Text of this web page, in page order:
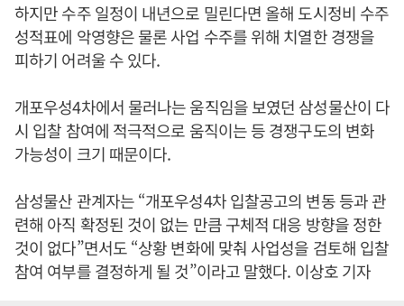
하지만 수주 일정이 내년으로 밀린다면 올해 도시정비 수주
성적표에 악영향은 물론 사업 수주를 위해 치열한 경쟁을
피하기 어려울 수 있다.
개포우성4차에서 물러나는 움직임을 보였던 삼성물산이 다
시 입찰 참여에 적극적으로 움직이는 등 경쟁구도의 변화
가능성이 크기 때문이다.
삼성물산 관계자는 “개포우성4차 입찰공고의 변동 등과 관
련해 아직 확정된 것이 없는 만큼 구체적 대응 방향을 정한
것이 없다”면서도 “상황 변화에 맞춰 사업성을 검토해 입찰
참여 여부를 결정하게 될 것”이라고 말했다. 이상호 기자